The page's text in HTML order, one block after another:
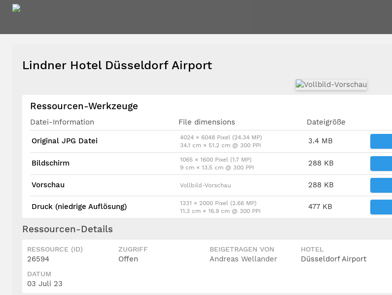
Lindner Hotel Düsseldorf Airport
Ressourcen-Werkzeuge
Datei-Information File dimensions Dateigröße
Original JPG Datei
4024 × 6048 Pixel (24.34 MP)
34.1 cm × 51.2 cm @ 300 PPI
3.4 MB
Bildschirm
1065 × 1600 Pixel (1.7 MP)
9 cm × 13.5 cm @ 300 PPI
288 KB
Vorschau Vollbild-Vorschau 288 KB
Druck (niedrige Auflösung)
1331 × 2000 Pixel (2.66 MP)
11.3 cm × 16.9 cm @ 300 PPI
477 KB
Ressourcen-Details
RESSOURCE (ID)
26594
ZUGRIFF
Offen
BEIGETRAGEN VON
Andreas Wellander
HOTEL
Düsseldorf Airport
DATUM
03 Juli 23